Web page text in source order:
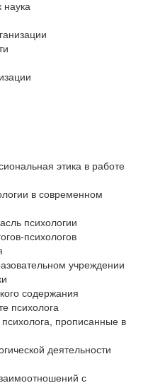
наука
этика в работе
в современном
психологии
психологов
учреждении
содержания
психолога
прописанные в
деятельности
с